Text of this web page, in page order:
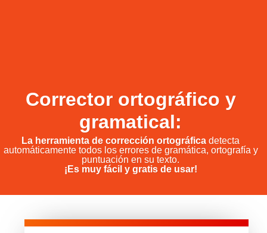
Corrector ortográfico y
gramatical:
La herramienta de corrección ortográfica detecta
automáticamente todos los errores de gramática, ortografía y
puntuación en su texto.
¡Es muy fácil y gratis de usar!